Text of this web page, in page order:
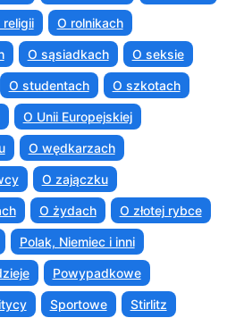
religii O rolnikach
O sąsiadkach O seksie
O studentach O szkotach
O Unii Europejskiej
O wędkarzach
O zajączku
O żydach O złotej rybce
Polak, Niemiec i inni
Powypadkowe
Sportowe Stirlitz